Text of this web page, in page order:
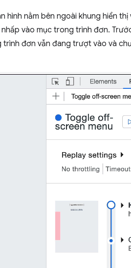
hình nằm bên ngoài khung hiển
vào mục trong trình đơn.
đơn vẫn đang trượt vào và